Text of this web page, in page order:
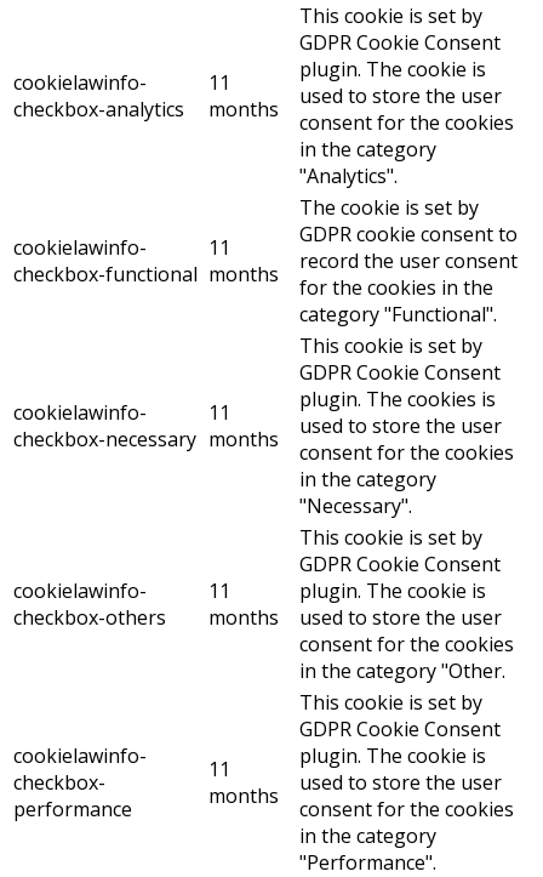
cookielawinfo-
checkbox-analytics
11
months
This cookie is set by
GDPR Cookie Consent
plugin. The cookie is
used to store the user
consent for the cookies
in the category
"Analytics".
cookielawinfo-
checkbox-functional
11
months
The cookie is set by
GDPR cookie consent to
record the user consent
for the cookies in the
category "Functional".
cookielawinfo-
checkbox-necessary
11
months
This cookie is set by
GDPR Cookie Consent
plugin. The cookies is
used to store the user
consent for the cookies
in the category
"Necessary".
cookielawinfo-
checkbox-others
11
months
This cookie is set by
GDPR Cookie Consent
plugin. The cookie is
used to store the user
consent for the cookies
in the category "Other.
cookielawinfo-
checkbox-
performance
11
months
This cookie is set by
GDPR Cookie Consent
plugin. The cookie is
used to store the user
consent for the cookies
in the category
"Performance".